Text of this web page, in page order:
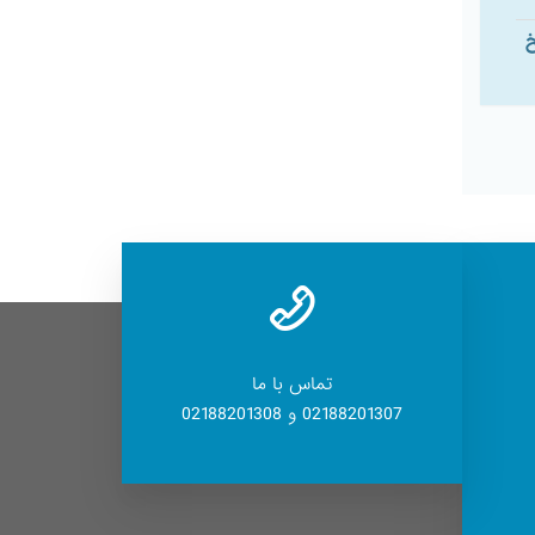
تماس با ما
02188201307 و 02188201308